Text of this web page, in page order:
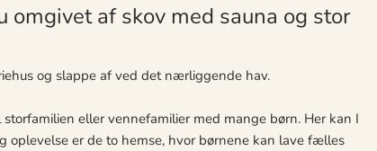
af skov med sauna og stor
og slappe af ved det nærliggende hav.
eller vennefamilier med mange børn. Her kan I
er de to hemse, hvor børnene kan lave fælles